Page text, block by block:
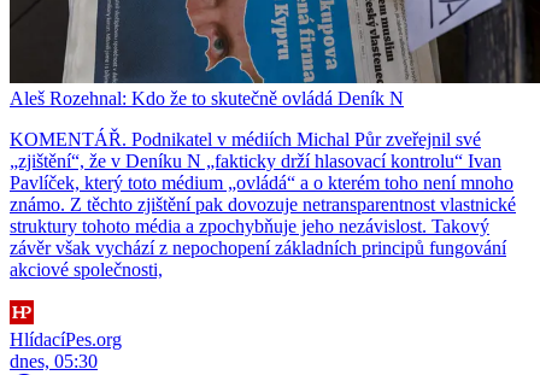
Aleš Rozehnal: Kdo že to skutečně ovládá Deník N
KOMENTÁŘ. Podnikatel v médiích Michal Půr zveřejnil své
„zjištění“, že v Deníku N „fakticky drží hlasovací kontrolu“ Ivan
Pavlíček, který toto médium „ovládá“ a o kterém toho není mnoho
známo. Z těchto zjištění pak dovozuje netransparentnost vlastnické
struktury tohoto média a zpochybňuje jeho nezávislost. Takový
závěr však vychází z nepochopení základních principů fungování
akciové společnosti,
HlídacíPes.org
dnes, 05:30